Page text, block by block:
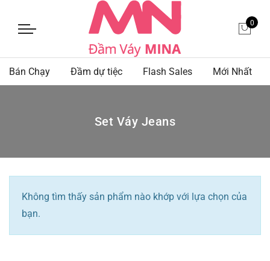
0
Bán Chạy Đầm dự tiệc Flash Sales Mới Nhất
Set Váy Jeans
Không tìm thấy sản phẩm nào khớp với lựa chọn của
bạn.